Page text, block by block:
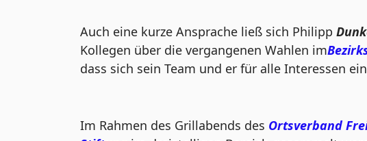
Auch eine kurze Ansprache ließ sich Philipp
Kollegen über die vergangenen Wahlen im
dass sich sein Team und er für alle Interessen
Im Rahmen des Grillabends des Ortsverband